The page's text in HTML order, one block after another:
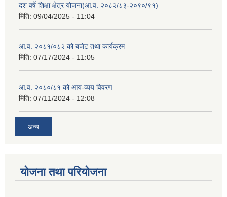
दश वर्षे शिक्षा क्षेत्र योजना(आ.व. २०८२/८३-२०९०/९१)
मिति: 09/04/2025 - 11:04
आ.व. २०८१/०८२ को बजेट तथा कार्यक्रम
मिति: 07/17/2024 - 11:05
आ.व. २०८०/८१ को आय-व्यय विवरण
मिति: 07/11/2024 - 12:08
अन्य
योजना तथा परियोजना